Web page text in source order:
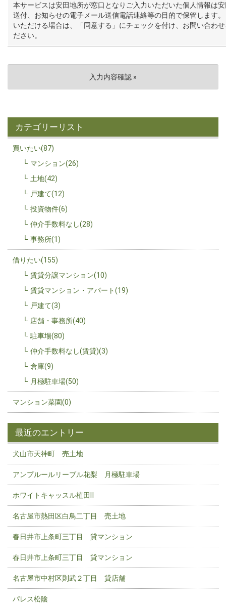
本サービスは安田地所が窓口となりご入力いただいた個人情報は
送付、お知らせの電子メール送信電話連絡等の目的で保管します
いただける場合は、「同意する」にチェックを付け、お問い合わ
ださい。
カテゴリーリスト
買いたい(87)
マンション(26)
土地(42)
戸建て(12)
投資物件(6)
仲介手数料なし(28)
事務所(1)
借りたい(155)
賃貸分譲マンション(10)
賃貸マンション・アパート(19)
戸建て(3)
店舗・事務所(40)
駐車場(80)
仲介手数料なし(賃貸)(3)
倉庫(9)
月極駐車場(50)
マンション菜園(0)
最近のエントリー
犬山市天神町 売土地
アンプルールリーブル花梨 月極駐車場
ホワイトキャッスル植田Ⅱ
名古屋市熱田区白鳥二丁目 売土地
春日井市上条町三丁目 貸マンション
春日井市上条町三丁目 貸マンション
名古屋市中村区則武２丁目 貸店舗
パレス松陰